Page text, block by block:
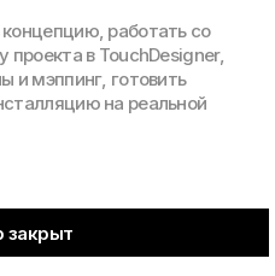
работать со
проекта в TouchDesigner,
и мэппинг, готовить
на реальной
закрыт